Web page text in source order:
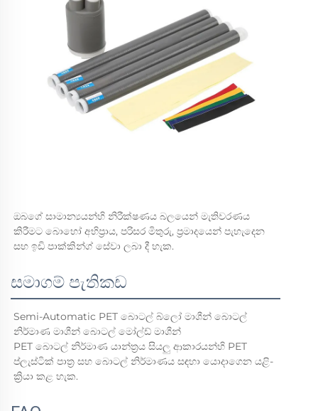
ඔබගේ සාමාන්‍යයන්හි නිරීක්ෂණය බලයෙන් මැතිවරණය
කිරීමට බොහෝ අභිප්‍රාය, පරිසර මිතුරු, ප්‍රමාදයෙන් පැහැදෙන
සහ ඉඩි පාක්‍කින්ග් සේවා ලබා දී හැක.
සමාගම් පැතිකඩ
Semi-Automatic PET බොටල් බ්ලෝ මාශීන් බොටල්
නිර්මාණ මාශීන් බොටල් මෝල්ඩ් මාශීන්
PET බොටල් නිර්මාණ යාන්ත්‍රය සියලු ආකාරයන්හි PET
ප්ලැස්ටික් පාත්‍ර සහ බොටල් නිර්මාණය සඳහා යොදාගෙන යළි-
ක්‍රියා කළ හැක.